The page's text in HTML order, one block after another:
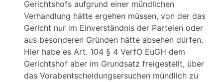
Gerichtshofs aufgrund einer mündlichen
Verhandlung hätte ergehen müssen, von der das
Gericht nur im Einverständnis der Parteien oder
aus besonderen Gründen hätte absehen dürfen.
Hier habe es Art. 104 § 4 VerfO EuGH dem
Gerichtshof aber im Grundsatz freigestellt, über
das Vorabentscheidungsersuchen mündlich zu